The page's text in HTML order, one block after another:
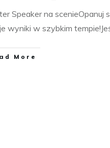
Speaker na
wyniki w szybkim
More